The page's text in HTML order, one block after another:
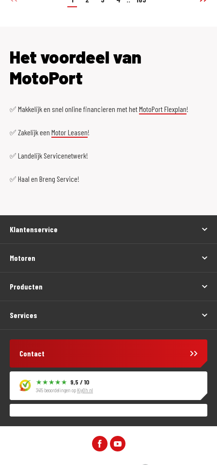
Het voordeel van
MotoPort
✅ Makkelijk en snel online financieren met hetMotoPort Flexplan!
✅ Zakelijk een Motor Leasen!
✅ Landelijk Servicenetwerk!
✅ Haal en Breng Service!
Klantenservice
Motoren
Producten
Services
Contact
9,5 / 10
3415 beoordelingen op KiyOh.nl